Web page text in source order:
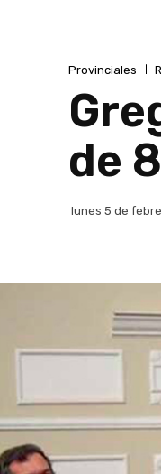
Provinciales
de
lunes 5 de